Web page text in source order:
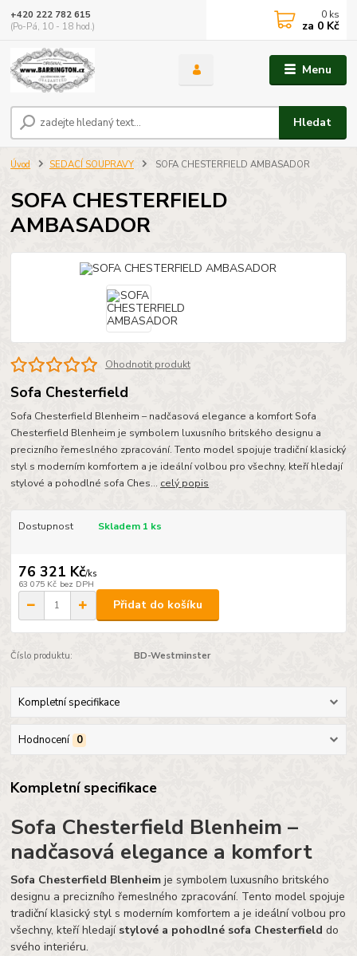
Menu
Hledat
+420 222 782 615
(Po-Pá, 10 - 18 hod.)
0 ks
za 0 Kč
Úvod SEDACÍ SOUPRAVY SOFA CHESTERFIELD AMBASADOR
SOFA CHESTERFIELD
AMBASADOR
Ohodnotit produkt
Sofa Chesterfield
Sofa Chesterfield Blenheim – nadčasová elegance a komfort Sofa
Chesterfield Blenheim je symbolem luxusního britského designu a
precizního řemeslného zpracování. Tento model spojuje tradiční klasický
styl s moderním komfortem a je ideální volbou pro všechny, kteří hledají
stylové a pohodlné sofa Ches... celý popis
Dostupnost Skladem 1 ks
76 321 Kč/ks
63 075 Kč bez DPH
Přidat do košíku
Číslo produktu: BD-Westminster
Kompletní specifikace
Hodnocení 0
Kompletní specifikace
Sofa Chesterfield Blenheim –
nadčasová elegance a komfort
Sofa Chesterfield Blenheim je symbolem luxusního britského
designu a precizního řemeslného zpracování. Tento model spojuje
tradiční klasický styl s moderním komfortem a je ideální volbou pro
všechny, kteří hledají stylové a pohodlné sofa Chesterfield do
svého interiéru.